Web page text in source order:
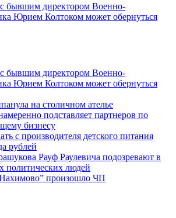
бывшим директором Военно-
Юрием Колтоком может обернуться
бывшим директором Военно-
Юрием Колтоком может обернуться
на столичном ателье
подставляет партнеров по
бизнесу
с производителя детского питания
рублей
Рауф Раулевича подозревают в
политических людей
произошло ЧП